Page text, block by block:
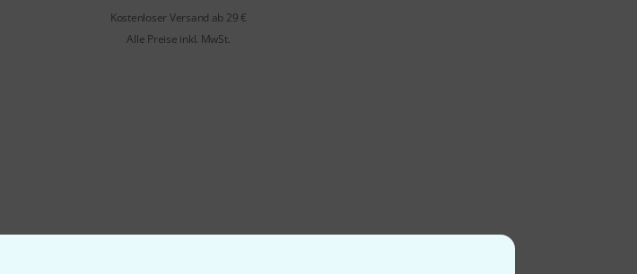
Kostenloser Versand ab 29 €
Alle Preise inkl. MwSt.